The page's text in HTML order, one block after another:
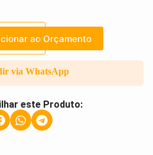
ao Orçamento
via WhatsApp
este Produto: